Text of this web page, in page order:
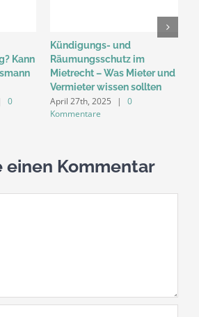
Kann
0
Kündigungs- und
Räumungsschutz im
Mietrecht – Was Mieter und
Vermieter wissen sollten
April 27th, 2025 |
0
Kommentare
einen Kommentar